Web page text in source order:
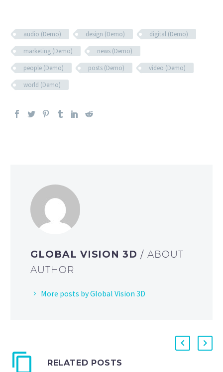
audio (Demo) design (Demo)
digital (Demo)
marketing (Demo)
news (Demo)
people (Demo)
posts (Demo)
video (Demo)
world (Demo)
GLOBAL VISION 3D/ ABOUT
AUTHOR
More posts by Global Vision 3D
RELATED POSTS